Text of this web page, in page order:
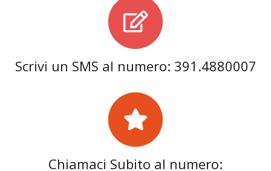
Scrivi un SMS al numero: 391.4880007
Chiamaci Subito al numero: